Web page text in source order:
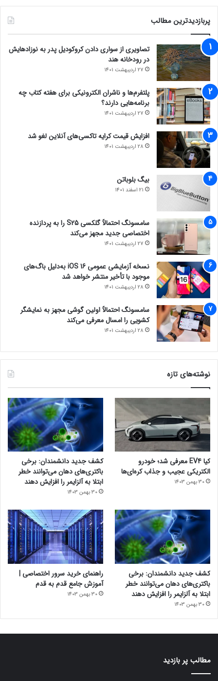
پربازدیدترین مطالب
تصاویری از سواری دادن کروکودیل پدر به نوزادهایش
در رودخانه هند
27 اردیبهشت 1401
پلتفرم‌ها و ناشران الکترونیکی برای هفته کتاب چه
برنامه‌هایی دارند؟
27 اردیبهشت 1401
افزایش قیمت کرایه تاکسی‌های آنلاین لغو شد
28 اردیبهشت 1401
بیگ بلوباتن
21 اسفند 1401
سامسونگ احتمالاً گلکسی S25 را به پردازنده
اختصاصی جدید مجهز می‌کند
27 اردیبهشت 1401
نسخه آزمایشی عمومی iOS 16 به‌دلیل باگ‌های
موجود با تأخیر منتشر خواهد شد
28 اردیبهشت 1401
سامسونگ احتمالاً اولین گوشی مجهز به نمایشگر
کشویی را امسال معرفی می‌کند
28 اردیبهشت 1401
نوشته‌های تازه
کیا EV4 معرفی شد؛ خودرو
الکتریکی عجیب و جذاب کره‌ای‌ها
30 بهمن 1403
کشف جدید دانشمندان: برخی
باکتری‌های دهان می‌توانند خطر
ابتلا به آلزایمر را افزایش دهند
30 بهمن 1403
کشف جدید دانشمندان: برخی
باکتری‌های دهان می‌توانند خطر
ابتلا به آلزایمر را افزایش دهند
30 بهمن 1403
راهنمای خرید سرور اختصاصی |
آموزش جامع قدم به قدم
30 بهمن 1403
مطالب پر بازدید